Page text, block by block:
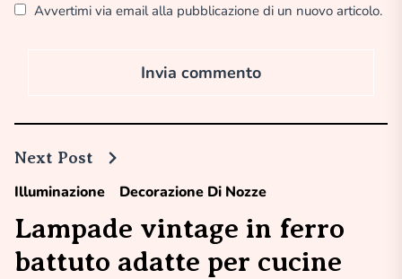
Avvertimi via email alla pubblicazione di un nuovo articolo.
Next Post
Illuminazione Decorazione Di Nozze
Lampade vintage in ferro
battuto adatte per cucine